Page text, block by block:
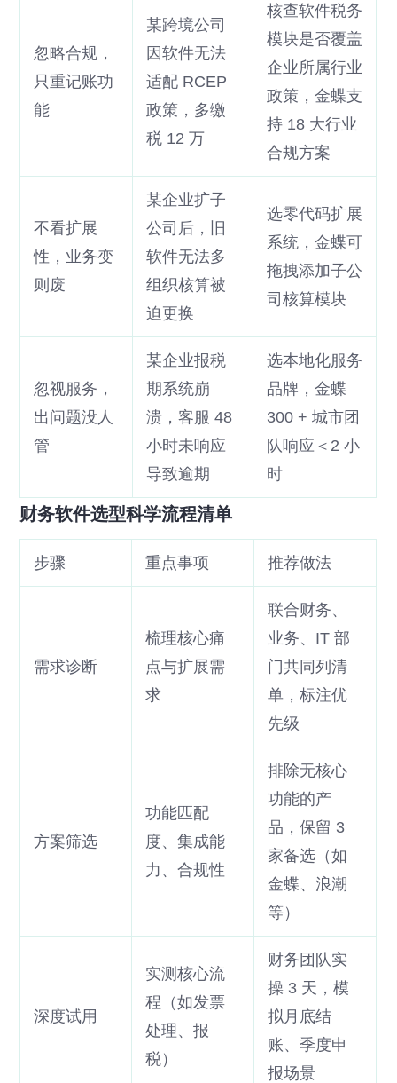
忽略合规，
只重记账功
能
某跨境公司
因软件无法
适配 RCEP
政策，多缴
税 12 万
核查软件税务
模块是否覆盖
企业所属行业
政策，金蝶支
持 18 大行业
合规方案
不看扩展
性，业务变
则废
某企业扩子
公司后，旧
软件无法多
组织核算被
迫更换
选零代码扩展
系统，金蝶可
拖拽添加子公
司核算模块
忽视服务，
出问题没人
管
某企业报税
期系统崩
溃，客服 48
小时未响应
导致逾期
选本地化服务
品牌，金蝶
300 + 城市团
队响应＜2 小
时
财务软件选型科学流程清单
步骤 重点事项 推荐做法
需求诊断
梳理核心痛
点与扩展需
求
联合财务、
业务、IT 部
门共同列清
单，标注优
先级
方案筛选
功能匹配
度、集成能
力、合规性
排除无核心
功能的产
品，保留 3
家备选（如
金蝶、浪潮
等）
深度试用
实测核心流
程（如发票
处理、报
税）
财务团队实
操 3 天，模
拟月底结
账、季度申
报场景